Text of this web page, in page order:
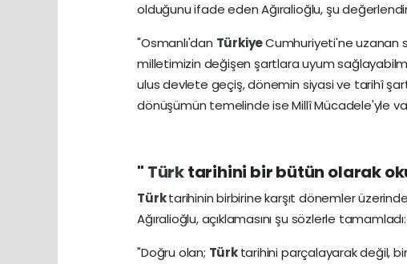
olduğunu ifade eden Ağıralioğlu, şu
"Osmanlı'dan TürkiyeCumhuriyeti'ne uzanan
milletimizin değişen şartlara uyum
ulus devlete geçiş, dönemin siyasi ve tarihî
dönüşümün temelinde ise Millî Mücadele'yle
" Türktarihini bir bütün olarak
Türktarihinin birbirine karşıt dönemler
Ağıralioğlu, açıklamasını şu sözlerle tamamladı:
"Doğru olan; Türktarihini parçalayarak değil,